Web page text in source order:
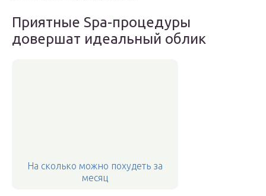
Приятные Spa-процедуры
довершат идеальный облик
На сколько можно похудеть за
месяц